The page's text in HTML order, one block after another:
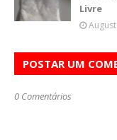
Livre
POSTAR UM
0 Comentários